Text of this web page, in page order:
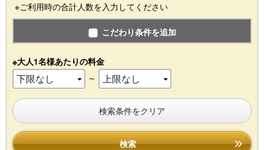
※ご利用時の合計人数を入力してください
こだわり条件を追加
※大人1名様あたりの料金
～
検索条件をクリア
検索